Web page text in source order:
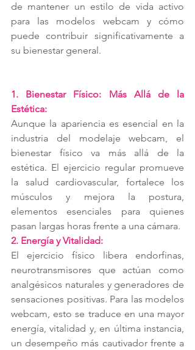
de mantener un estilo de vida activo
para las modelos webcam y cómo
puede contribuir significativamente a
su bienestar general.
1. Bienestar Físico: Más Allá de la
Estética:
Aunque la apariencia es esencial en la
industria del modelaje webcam, el
bienestar físico va más allá de la
estética. El ejercicio regular promueve
la salud cardiovascular, fortalece los
músculos y mejora la postura,
elementos esenciales para quienes
pasan largas horas frente a una cámara.
2. Energía y Vitalidad:
El ejercicio físico libera endorfinas,
neurotransmisores que actúan como
analgésicos naturales y generadores de
sensaciones positivas. Para las modelos
webcam, esto se traduce en una mayor
energía, vitalidad y, en última instancia,
un desempeño más cautivador frente a